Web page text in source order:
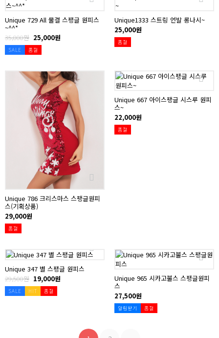
Unique 729 All 물결 스팽글 원피스
~^^*
35,000원 25,000원
SALE 품절
Unique1333 스트링 언발 롱나시~
25,000원
품절
Unique 786 크리스마스 스팽글원피
스(기획상품)
29,000원
품절
Unique 667 아이스팽글 시스루 원피
스~
22,000원
품절
Unique 347 별 스팽글 원피스
29,500원 19,000원
SALE HIT 품절
Unique 965 시카고불스 스팽글원피
스
27,500원
알림받기 품절